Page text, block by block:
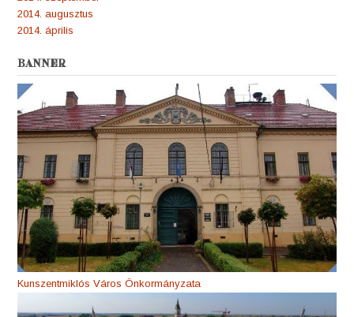
2014. augusztus
2014. április
BANNER
Kunszentmiklós Város Önkormányzata